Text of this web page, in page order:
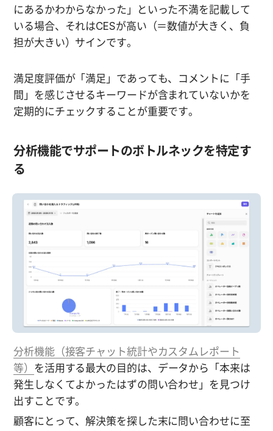
にあるかわからなかった」といった不満を記載して
いる場合、それはCESが高い（＝数値が大きく、負
担が大きい）サインです。
満足度評価が「満足」であっても、コメントに「手
間」を感じさせるキーワードが含まれていないかを
定期的にチェックすることが重要です。
分析機能でサポートのボトルネックを特定す
る
分析機能（接客チャット統計やカスタムレポート
等）
を活用する最大の目的は、データから「本来は
発生しなくてよかったはずの問い合わせ」を見つけ
出すことです。
顧客にとって、解決策を探した末に問い合わせに至